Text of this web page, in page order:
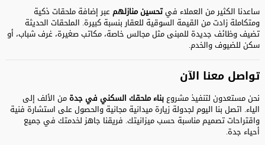
ساعدنا الكثير من العملاء فيتحسين منازلهمعبر إضافة ملحقات ذكية
ومتكاملة زادت من القيمة السوقية للعقار بنسبة كبيرة. الملحقات الحديثة
تضيف وظائف جديدة للمبنى مثل مجالس خاصة، مكاتب صغيرة، غرف شباب، أو
سكن للضيوف والخدم.
تواصل معنا الآن
نحن مستعدون لتنفيذ مشروعبناء ملحقك السكني في جدةمن الألف إلى
الياء. اتصل بنا اليوم لجدولة زيارة ميدانية مجانية والحصول على استشارة فنية
واقتراحات تصميم مناسبة حسب ميزانيتك. فريقنا جاهز لخدمتك في جميع
أحياء جدة.